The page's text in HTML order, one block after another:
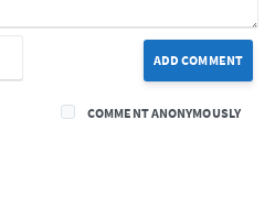
ADD COMMENT
COMMENT ANONYMOUSLY